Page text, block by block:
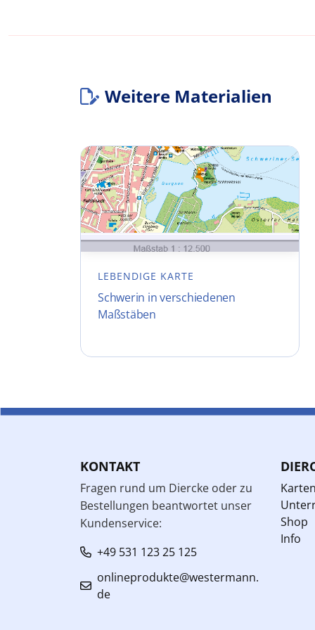
Weitere Materialien
LEBENDIGE KARTE
Schwerin in verschiedenen
Maßstäben
KONTAKT
Fragen rund um Diercke oder zu
Bestellungen beantwortet unser
Kundenservice:
+49 531 123 25 125
onlineprodukte@westermann.
de
Karten
Shop
Info